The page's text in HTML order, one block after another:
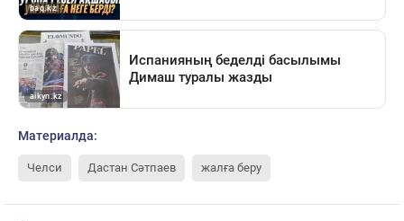
Материалда:
Челси Дастан Сәтпаев жалға беру